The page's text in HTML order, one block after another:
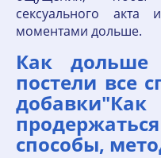
сексуального акта
моментами дольше.
Как дольше
постели все
способы,